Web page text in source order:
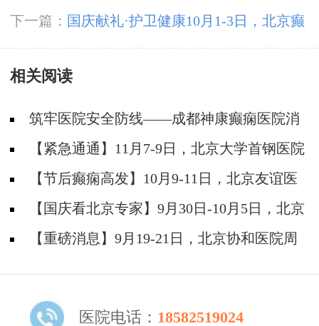
合癫痫手术治疗?
下一篇：
国庆献礼·护卫健康10月1-3日，北京癫
痫专家亲临神康免费会诊，还有免费专项检查和
超万元援助，速约!
相关阅读
筑牢医院安全防线——成都神康癫痫医院消
防安全培训纪实
【紧急通通】11月7-9日，北京大学首钢医院
神经内科胡颖教授亲临成都会诊，破解癫痫疑难
【节后癫痫高发】10月9-11日，北京友谊医
院陈葵博士免费会诊+治疗援助，破解癫痫难
题！
【国庆看北京专家】9月30日-10月5日，北京
天坛&首钢医院两大专家蓉城亲诊+癫痫大额救
【重磅消息】9月19-21日，北京协和医院周
医院电话： 18582519024